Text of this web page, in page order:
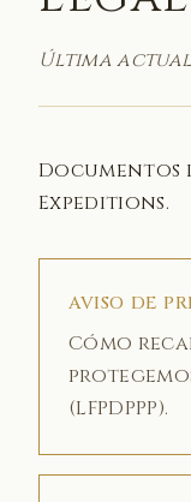
Última
Documentos
Expeditions.
AVISO DE
Cómo
(LFPDPPP).